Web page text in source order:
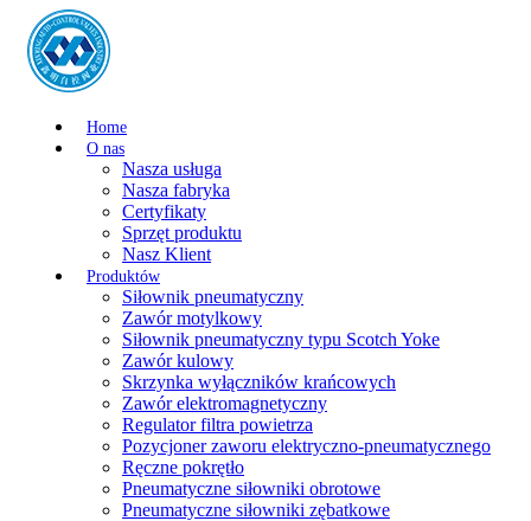
Home
O nas
Nasza usługa
Nasza fabryka
Certyfikaty
Sprzęt produktu
Nasz Klient
Produktów
Siłownik pneumatyczny
Zawór motylkowy
Siłownik pneumatyczny typu Scotch Yoke
Zawór kulowy
Skrzynka wyłączników krańcowych
Zawór elektromagnetyczny
Regulator filtra powietrza
Pozycjoner zaworu elektryczno-pneumatycznego
Ręczne pokrętło
Pneumatyczne siłowniki obrotowe
Pneumatyczne siłowniki zębatkowe